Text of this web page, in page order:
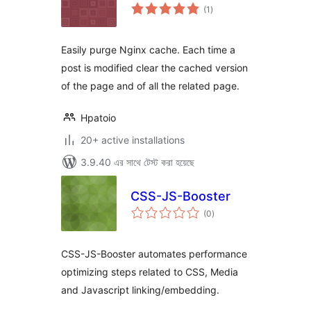
(1 total
ratings
)
Easily purge Nginx cache. Each time a
post is modified clear the cached version
of the page and of all the related page.
Hpatoio
20+ active installations
3.9.40 এর সাথে টেস্ট করা হয়েছে
CSS-JS-Booster
(0total
ratings
)
CSS-JS-Booster automates performance
optimizing steps related to CSS, Media
and Javascript linking/embedding.